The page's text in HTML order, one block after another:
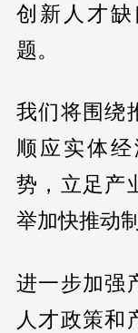
创新人才
题。
我们将围绕
顺应实体
势，立足产
举加快推动
进一步加强
人才政策和